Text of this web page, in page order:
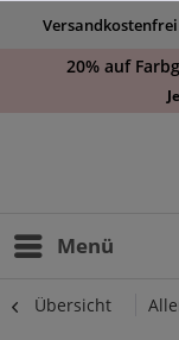
Versandkostenfrei
20% auf
Menü
Übersicht